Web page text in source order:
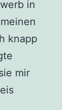
in
knapp
mir